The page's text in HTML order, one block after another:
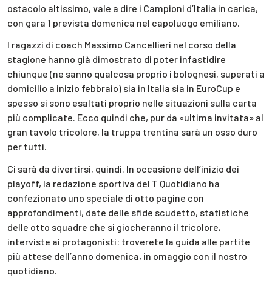
ostacolo altissimo, vale a dire i Campioni d’Italia in carica,
con gara 1 prevista domenica nel capoluogo emiliano.
I ragazzi di coach Massimo Cancellieri nel corso della
stagione hanno già dimostrato di poter infastidire
chiunque (ne sanno qualcosa proprio i bolognesi, superati a
domicilio a inizio febbraio) sia in Italia sia in EuroCup e
spesso si sono esaltati proprio nelle situazioni sulla carta
più complicate. Ecco quindi che, pur da «ultima invitata» al
gran tavolo tricolore, la truppa trentina sarà un osso duro
per tutti.
Ci sarà da divertirsi, quindi. In occasione dell’inizio dei
playoff, la redazione sportiva del T Quotidiano ha
confezionato uno speciale di otto pagine con
approfondimenti, date delle sfide scudetto, statistiche
delle otto squadre che si giocheranno il tricolore,
interviste ai protagonisti: troverete la guida alle partite
più attese dell’anno domenica, in omaggio con il nostro
quotidiano.